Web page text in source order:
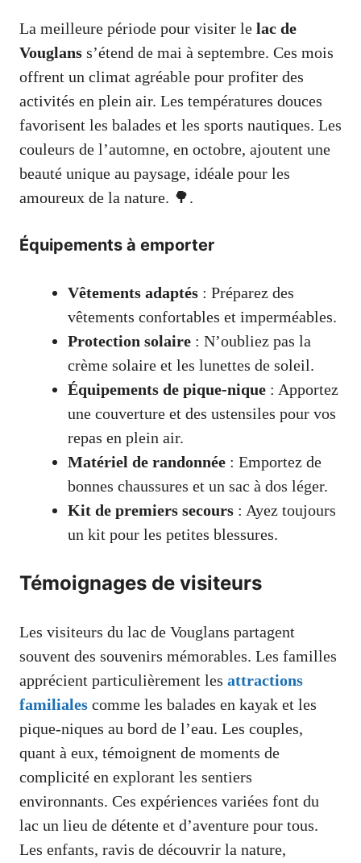
La meilleure période pour visiter le lac de
Vouglans s’étend de mai à septembre. Ces mois
offrent un climat agréable pour profiter des
activités en plein air. Les températures douces
favorisent les balades et les sports nautiques. Les
couleurs de l’automne, en octobre, ajoutent une
beauté unique au paysage, idéale pour les
amoureux de la nature. 🌳.
Équipements à emporter
Vêtements adaptés : Préparez des
vêtements confortables et imperméables.
Protection solaire : N’oubliez pas la
crème solaire et les lunettes de soleil.
Équipements de pique-nique : Apportez
une couverture et des ustensiles pour vos
repas en plein air.
Matériel de randonnée : Emportez de
bonnes chaussures et un sac à dos léger.
Kit de premiers secours : Ayez toujours
un kit pour les petites blessures.
Témoignages de visiteurs
Les visiteurs du lac de Vouglans partagent
souvent des souvenirs mémorables. Les familles
apprécient particulièrement les attractions
familiales comme les balades en kayak et les
pique-niques au bord de l’eau. Les couples,
quant à eux, témoignent de moments de
complicité en explorant les sentiers
environnants. Ces expériences variées font du
lac un lieu de détente et d’aventure pour tous.
Les enfants, ravis de découvrir la nature,